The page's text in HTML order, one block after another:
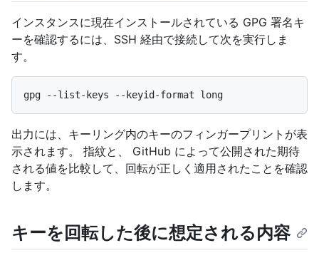
インスタンスに現在インストールされている GPG 署名キ
ーを確認するには、SSH 経由で接続して次を実行しま
す。
出力には、キーリング内のキーのフィンガープリントが表
示されます。 指紋と、 GitHub によって公開された期待
される値を比較して、回転が正しく適用されたことを確認
します。
キーを回転した後に想定される内容